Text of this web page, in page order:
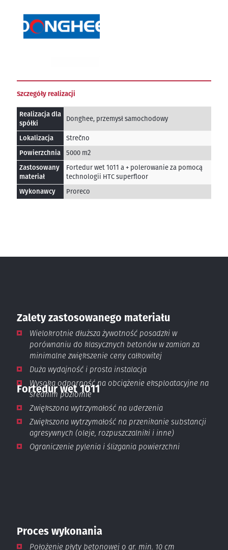
Szczegóły realizacji
Realizacja dla
spółki
Donghee, przemysł samochodowy
Lokalizacja
Strečno
Powierzchnia 5000 m2
Zastosowany
materiał
Fortedur wet 1011 a + polerowanie za pomocą
technologii HTC superfloor
Wykonawcy
Proreco
Zalety zastosowanego materiału
Fortedur wet 1011
Wielokrotnie dłuższa żywotność posadzki w
porównaniu do klasycznych betonów w zamian za
minimalne zwiększenie ceny całkowitej
Duża wydajność i prosta instalacja
Wysoka odporność na obciążenie eksploatacyjne na
średnim poziomie
Zwiększona wytrzymałość na uderzenia
Zwiększona wytrzymałość na przenikanie substancji
agresywnych (oleje, rozpuszczalniki i inne)
Ograniczenie pylenia i ślizgania powierzchni
Proces wykonania
Położenie płyty betonowej o gr. min. 10 cm